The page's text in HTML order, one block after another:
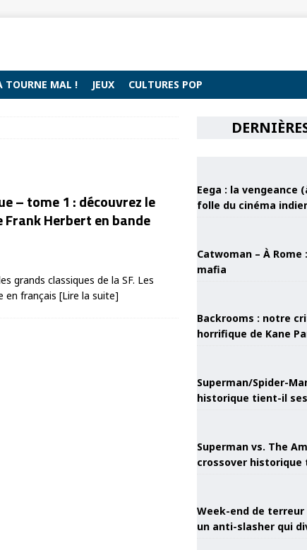
TOURNE MAL ! JEUX CULTURES POP
– tome 1 : découvrez le
Frank Herbert en bande
grands classiques de la SF. Les
en français [Lire la suite]
Eega : la vengeance
folle du cinéma
Catwoman – À Rome
mafia
Backrooms : notre
horrifique de Kane
Superman/Spider-
historique tient-il
Superman vs. The
crossover historique
Week-end de
un anti-slasher qui